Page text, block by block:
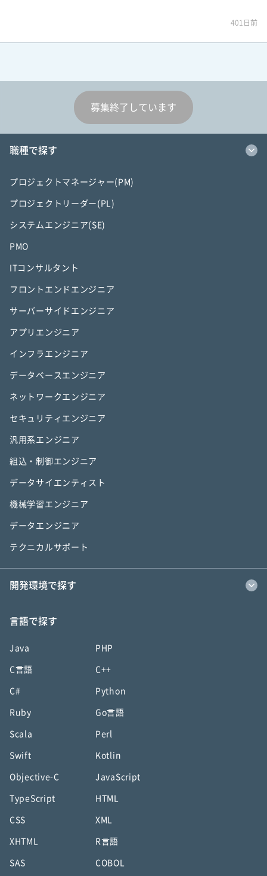
401日前
募集終了しています
職種で探す
プロジェクトマネージャー(PM)
プロジェクトリーダー(PL)
システムエンジニア(SE)
PMO
ITコンサルタント
フロントエンドエンジニア
サーバーサイドエンジニア
アプリエンジニア
インフラエンジニア
データベースエンジニア
ネットワークエンジニア
セキュリティエンジニア
汎用系エンジニア
組込・制御エンジニア
データサイエンティスト
機械学習エンジニア
データエンジニア
テクニカルサポート
開発環境で探す
言語で探す
Java PHP
C言語 C++
C# Python
Ruby Go言語
Scala Perl
Swift Kotlin
Objective-C JavaScript
TypeScript HTML
CSS XML
XHTML R言語
SAS COBOL